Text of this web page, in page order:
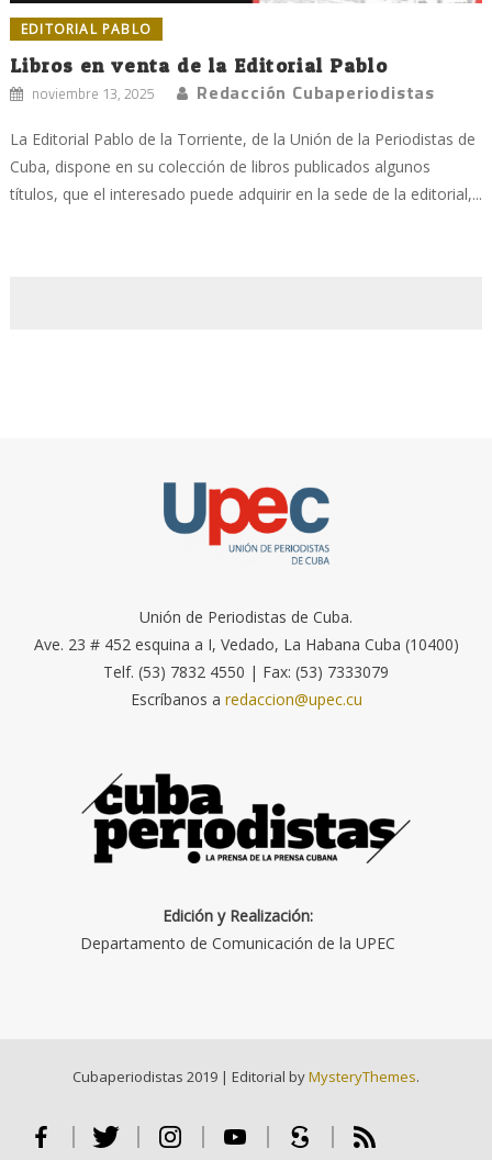
EDITORIAL PABLO
Libros en venta de la Editorial Pablo
noviembre 13, 2025 Redacción Cubaperiodistas
La Editorial Pablo de la Torriente, de la Unión de la Periodistas de
Cuba, dispone en su colección de libros publicados algunos
títulos, que el interesado puede adquirir en la sede de la editorial,...
Unión de Periodistas de Cuba.
Ave. 23 # 452 esquina a I, Vedado, La Habana Cuba (10400)
Telf. (53) 7832 4550 | Fax: (53) 7333079
Escríbanos a redaccion@upec.cu
Edición y Realización:
Departamento de Comunicación de la UPEC
Cubaperiodistas 2019 | Editorial byMysteryThemes.
Facebook Twitter Instagram Youtube Scribd RSS